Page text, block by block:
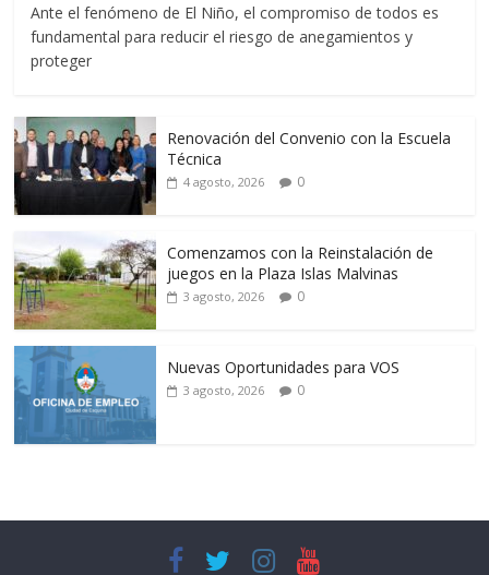
Ante el fenómeno de El Niño, el compromiso de todos es
fundamental para reducir el riesgo de anegamientos y
proteger
Renovación del Convenio con la Escuela
Técnica
4 agosto, 2026 0
Comenzamos con la Reinstalación de
juegos en la Plaza Islas Malvinas
3 agosto, 2026 0
Nuevas Oportunidades para VOS
3 agosto, 2026 0